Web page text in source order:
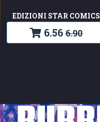
EDIZIONI STAR COMICS
6.56 6.90